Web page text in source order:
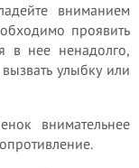
вниманием
проявить
в нее ненадолго,
улыбку или
внимательнее